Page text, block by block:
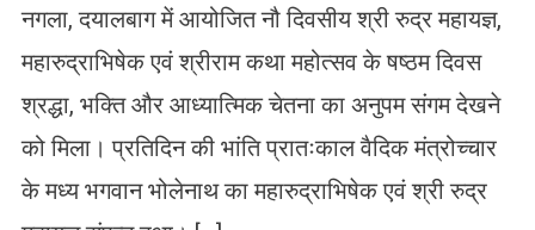
नगला, दयालबाग में आयोजित नौ दिवसीय श्री रुद्र महायज्ञ,
महारुद्राभिषेक एवं श्रीराम कथा महोत्सव के षष्ठम दिवस
श्रद्धा, भक्ति और आध्यात्मिक चेतना का अनुपम संगम देखने
को मिला। प्रतिदिन की भांति प्रातःकाल वैदिक मंत्रोच्चार
के मध्य भगवान भोलेनाथ का महारुद्राभिषेक एवं श्री रुद्र